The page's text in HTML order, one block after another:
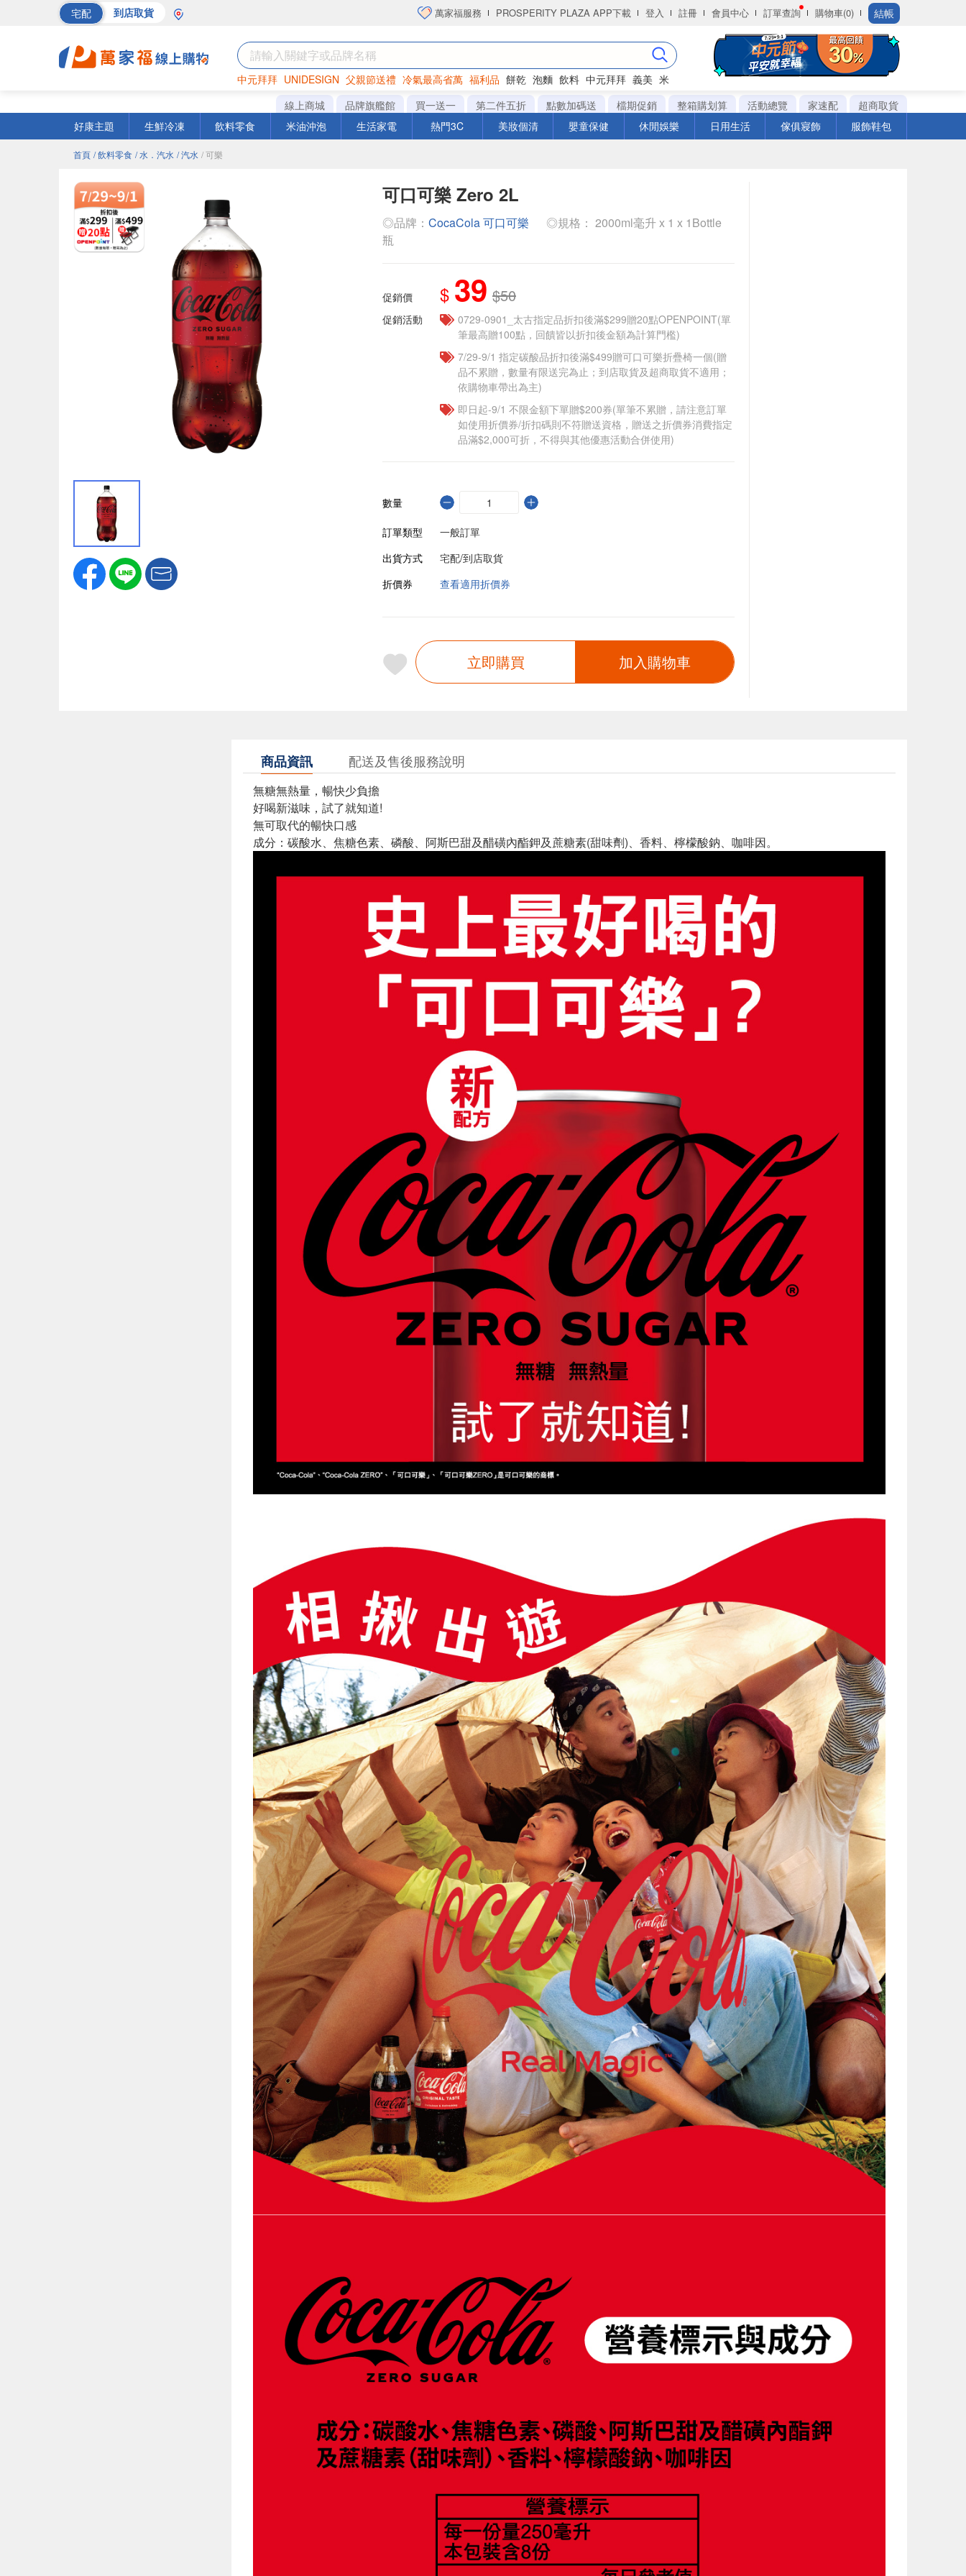
宅配 到店取貨 萬家福服務 PROSPERITY PLAZA APP下載 登入 註冊 會員中心 訂單查詢 購物車(0) 結帳
中元拜拜 UNIDESIGN 父親節送禮 冷氣最高省萬 福利品 餅乾 泡麵 飲料 中元拜拜 義美 米
巧克力 罐頭 衛生紙
線上商城 品牌旗艦館 買一送一 第二件五折 點數加碼送 檔期促銷 整箱購划算 活動總覽 家速配
超商取貨
好康主題
生鮮冷凍 飲料零食 米油沖泡 生活家電 熱門3C 美妝個清 嬰童保健 休閒娛樂 日用生活 傢俱寢飾 服飾鞋包
首頁 / 飲料零食 / 水．汽水 / 汽水 / 可樂
可口可樂 Zero 2L
◎品牌： CocaCola 可口可樂
◎規格： 2000ml毫升 x 1 x 1Bottle
瓶
促銷價 $ 39 $50
促銷活動
0729-0901_太古指定品折扣後滿$299贈20點OPENPOINT(單
筆最高贈100點，回饋皆以折扣後金額為計算門檻)
7/29-9/1 指定碳酸品折扣後滿$499贈可口可樂折疊椅一個(贈
品不累贈，數量有限送完為止；到店取貨及超商取貨不適用；
依購物車帶出為主)
即日起-9/1 不限金額下單贈$200券(單筆不累贈，請注意訂單
如使用折價券/折扣碼則不符贈送資格，贈送之折價券消費指定
品滿$2,000可折，不得與其他優惠活動合併使用)
數量
訂單類型
一般訂單
出貨方式
宅配/到店取貨
折價券
查看適用折價券
立即購買 加入購物車
商品資訊 配送及售後服務說明
無糖無熱量，暢快少負擔
好喝新滋味，試了就知道!
無可取代的暢快口感
成分：碳酸水、焦糖色素、磷酸、阿斯巴甜及醋磺內酯鉀及蔗糖素(甜味劑)、香料、檸檬酸鈉、咖啡因。